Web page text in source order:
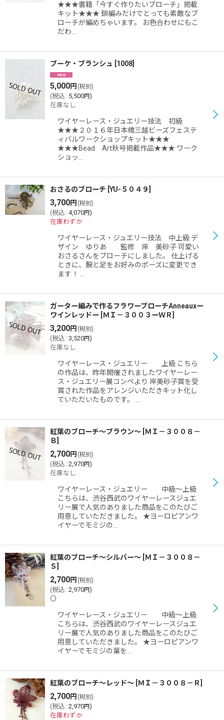
★★★書籍「今すぐ作りたいブローチ」掲載
キット★★★ 鎖編みだけでとっても素敵なブ
ローチが編めちゃいます。 お色合わせにもこ
だわ…
ブーケ・ブランシュ 1008
5,000円 (税別)
(税込 : 5,500円)
在庫なし
ワイヤーレース・ジュエリー技法 初級
★★★２０１６年日本橋三越ビーズフェステ
ィバルワークショップキット★★★
★★★Bead Art秋号掲載作品★★★ ワーク
ショッ…
おさるのブローチ YU-５０４９
3,700円 (税別)
(税込 : 4,070円)
在庫わずか
ワイヤーレース・ジュエリー技法 中上級 デ
ザイン ゆりあ 監修 岸 美砂子 可愛い
おさるさんをブローチにしました。 仕上げる
ときに、腕と足をお好みのポーズに変更でき
ます！ …
ガーター編みで作るフラワーブローチAnneauxー
ワインレッドー
ＭＩ－３００３ーＷＲ
3,200円 (税別)
(税込 : 3,520円)
在庫なし
ワイヤーレース・ジュエリー 上級 こちら
の作品は、昨年開催されましたワイヤーレー
ス・ジュエリー展コンペより 岸美砂子賞を受
賞された作品をアレンジいただきキット化し
ていただいたものです。 …
紅葉のブローチ〜ブラウン〜 ＭＩ－３００８－
Ｂ
2,700円 (税別)
(税込 : 2,970円)
在庫なし
ワイヤーレース・ジュエリー 中級〜上級
こちらは、渋谷西武のワイヤーレースジュエ
リー展で人気のありました商品をこのたびご
用意していただきました。 ★ヨーロピアンワ
イヤーでモミジの…
紅葉のブローチ〜シルバー〜 ＭＩ－３００８－
Ｓ
2,700円 (税別)
(税込 : 2,970円)
〇
ワイヤーレース・ジュエリー 中級〜上級
こちらは、渋谷西武のワイヤーレースジュエ
リー展で人気のありました商品をこのたびご
用意していただきました。 ★ヨーロピアンワ
イヤーでモミジの葉を…
紅葉のブローチ〜レッド〜 ＭＩ－３００８－Ｒ
2,700円 (税別)
(税込 : 2,970円)
在庫わずか